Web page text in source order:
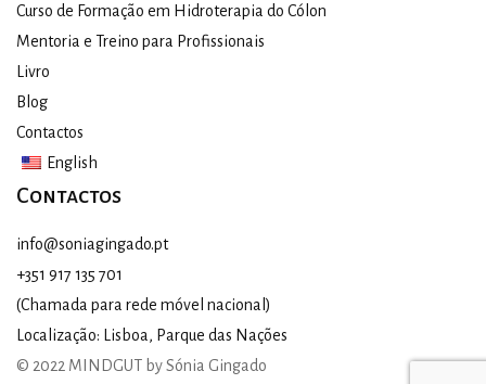
Curso de Formação em Hidroterapia do Cólon
Mentoria e Treino para Profissionais
Livro
Blog
Contactos
English
Contactos
info@soniagingado.pt
+351 917 135 701
(Chamada para rede móvel nacional)
Localização: Lisboa, Parque das Nações
© 2022 MINDGUT by Sónia Gingado